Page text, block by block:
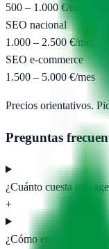
500 – 1.000 €/mes
SEO nacional
1.000 – 2.500 €/mes
SEO e-commerce
1.500 – 5.000 €/mes
Precios orientativos.
Preguntas
¿Cuánto cuesta una
+
¿Cómo encontrar la